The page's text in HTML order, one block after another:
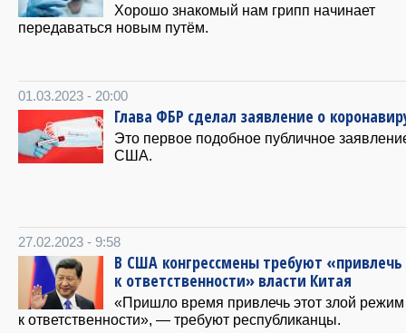
Хорошо знакомый нам грипп начинает
передаваться новым путём.
01.03.2023 - 20:00
Глава ФБР сделал заявление о
Это первое подобное публичное
США.
27.02.2023 - 9:58
В США конгрессмены требуют «привлечь
к ответственности» власти Китая
«Пришло время привлечь этот злой режим
к ответственности», — требуют республиканцы.